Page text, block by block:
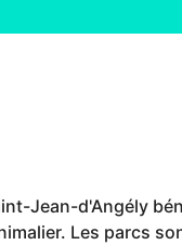
Jean-d'Angély
Les parcs